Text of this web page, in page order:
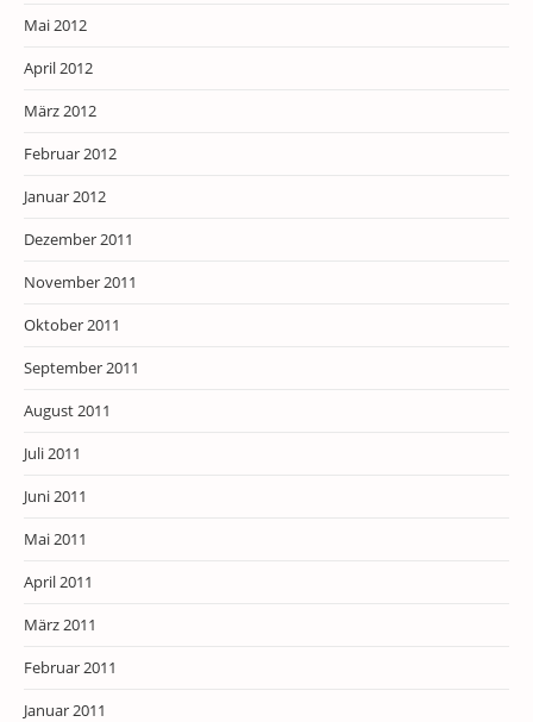
Mai 2012
April 2012
März 2012
Februar 2012
Januar 2012
Dezember 2011
November 2011
Oktober 2011
September 2011
August 2011
Juli 2011
Juni 2011
Mai 2011
April 2011
März 2011
Februar 2011
Januar 2011